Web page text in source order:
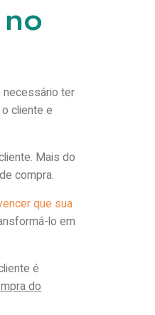
necessário ter
cliente e
Mais do
compra.
que sua
lo em
é
do